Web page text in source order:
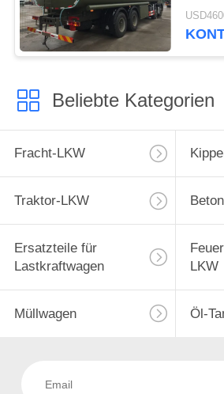
für
RHD
Beliebte Kategorien
Fracht-LKW
Traktor-LKW
Ersatzteile für
Lastkraftwagen
LKW
Müllwagen Öl-